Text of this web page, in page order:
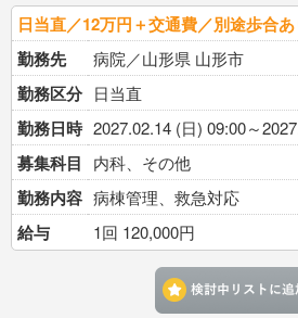
日当直／12万円＋交通費／別途歩合あ
勤務先
病院／山形県 山形市
勤務区分 日当直
勤務日時 2027.02.14 (日) 09:00～
募集科目 内科、その他
勤務内容 病棟管理、救急対応
給与 1回 120,000円